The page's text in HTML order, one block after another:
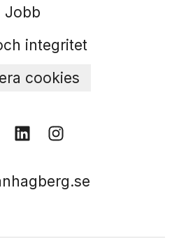
Jobb
integritet
cookies